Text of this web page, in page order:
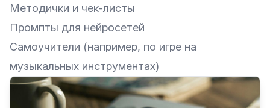
Методички и чек-листы
Промпты для нейросетей
Самоучители (например, по игре на
музыкальных инструментах)